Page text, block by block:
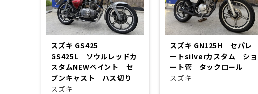
スズキ GS425
GS425L ソウルレッドカ
スタムNEWペイント セ
ブンキャスト ハス切り
スズキ
スズキ GN125H セパレ
ートsilverカスタム ショ
ート管 タックロール
スズキ